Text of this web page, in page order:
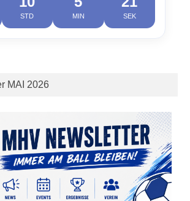
STD MIN SEK
MAI 2026